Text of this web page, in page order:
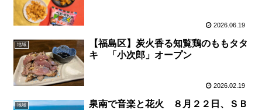
2026.06.19
地域
【福島区】炭火香る知覧鶏のももタタ
キ 「小次郎」オープン
2026.02.19
地域
泉南で音楽と花火 ８月２２日、ＳＢ